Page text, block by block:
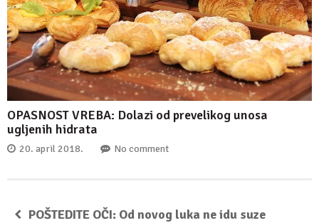
OPASNOST VREBA: Dolazi od prevelikog unosa
ugljenih hidrata
20. april 2018. No comment
POŠTEDITE OČI: Od novog luka ne idu suze